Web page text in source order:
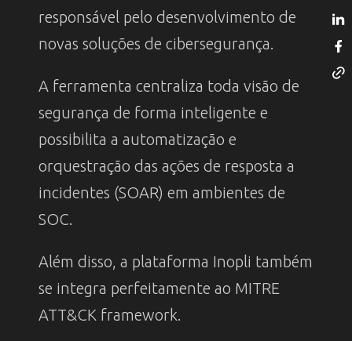
responsável pelo desenvolvimento de
novas soluções de cibersegurança.
A ferramenta centraliza toda visão de
segurança de forma inteligente e
possibilita a automatização e
orquestração das ações de resposta a
incidentes (SOAR) em ambientes de
SOC.
Além disso, a plataforma Inopli também
se integra perfeitamente ao MITRE
ATT&CK framework.